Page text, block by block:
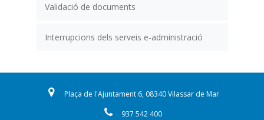
Validació de documents
Interrupcions dels serveis e-administració
Plaça de l'Ajuntament 6, 08340 Vilassar de Mar
937 542 400